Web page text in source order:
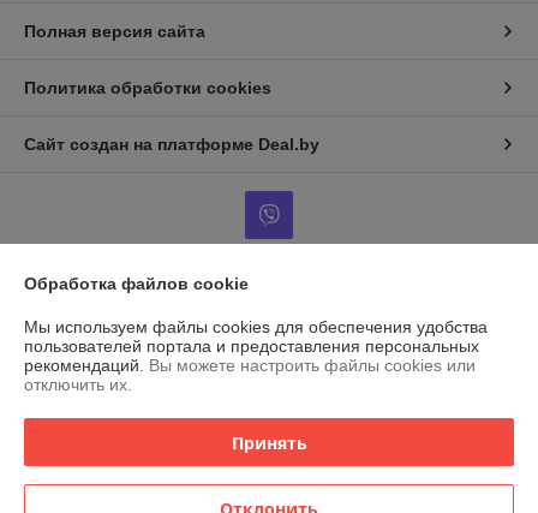
Полная версия сайта
Политика обработки cookies
Сайт создан на платформе Deal.by
Индивидуальный предприниматель:ИП Островский Александр
Анатольевич
г. Марьина Горка, ул. Ленинская, 34, кв. 102
Регистрационный номер ЕГР: 691079471
Регистрационный орган: Пуховичский РИК
Обработка файлов cookie
Мы используем файлы cookies для обеспечения удобства
пользователей портала и предоставления персональных
рекомендаций. Вы можете настроить файлы cookies или
отключить их.
Принять
Отклонить